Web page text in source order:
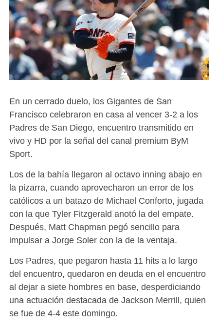
En un cerrado duelo, los Gigantes de San
Francisco celebraron en casa al vencer 3-2 a los
Padres de San Diego, encuentro transmitido en
vivo y HD por la señal del canal premium ByM
Sport.
Los de la bahía llegaron al octavo inning abajo en
la pizarra, cuando aprovecharon un error de los
católicos a un batazo de Michael Conforto, jugada
con la que Tyler Fitzgerald anotó la del empate.
Después, Matt Chapman pegó sencillo para
impulsar a Jorge Soler con la de la ventaja.
Los Padres, que pegaron hasta 11 hits a lo largo
del encuentro, quedaron en deuda en el encuentro
al dejar a siete hombres en base, desperdiciando
una actuación destacada de Jackson Merrill, quien
se fue de 4-4 este domingo.